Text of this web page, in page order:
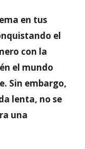
en tus
el
con la
el mundo
Sin embargo,
lenta, no se
una